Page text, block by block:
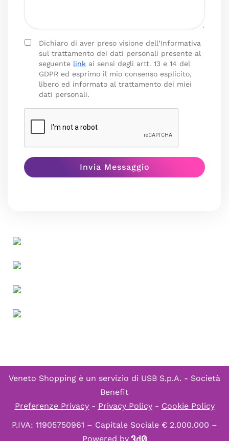
Dichiaro di aver preso visione dell’Informativa
sul trattamento dei dati personali presente al
seguente link ai sensi degli artt. 13 e 14 del
GDPR ed esprimo il mio consenso esplicito,
libero ed informato al trattamento dei miei
dati personali.
Veneto Shopping è un servizio di USB S.p.A. - Società
Benefit
Preferenze Privacy- Privacy Policy- Cookie Policy
P.IVA: 11905750961 – Capitale Sociale € 2.000.000 –
Powered by